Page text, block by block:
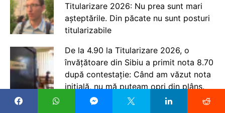
Titularizare 2026: Nu prea sunt mari
așteptările. Din păcate nu sunt posturi
titularizabile
De la 4.90 la Titularizare 2026, o
învățătoare din Sibiu a primit nota 8.70
după contestație: Când am văzut nota
inițială, nu mă puteam opri din plâns.
Mi-am dat seama că lucrarea mea nu a